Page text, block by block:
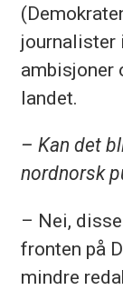
journalister
ambisjoner
landet.
– Kan det
nordnorsk
– Nei,
fronten på
mindre